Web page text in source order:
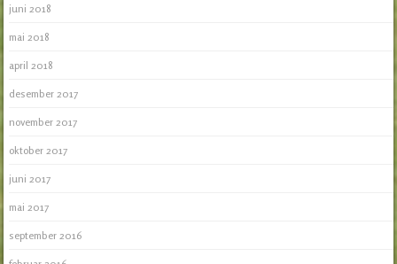
juni 2018
mai 2018
april 2018
desember 2017
november 2017
oktober 2017
juni 2017
mai 2017
september 2016